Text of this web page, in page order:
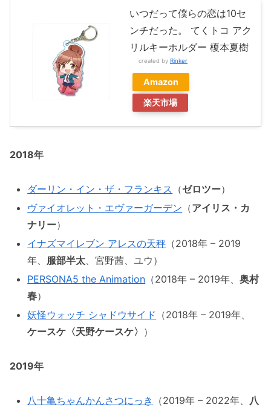
いつだって僕らの恋は10セ
ンチだった。 てくトコ アク
リルキーホルダー 榎本夏樹
created by Rinker
Amazon
楽天市場
2018年
ダーリン・イン・ザ・フランキス （ゼロツー）
ヴァイオレット・エヴァーガーデン （アイリス・カ
ナリー）
イナズマイレブン アレスの天秤 （2018年 – 2019
年、 服部半太 、宮野茜、ユウ）
PERSONA5 the Animation （2018年 – 2019年、奥村
春）
妖怪ウォッチ シャドウサイド （2018年 – 2019年、
ケースケ〈天野ケースケ〉 ）
2019年
八十亀ちゃんかんさつにっき （2019年 – 2022年、 八